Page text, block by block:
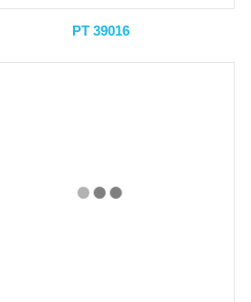
PT 39016